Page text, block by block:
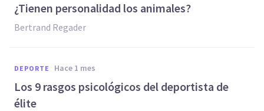
¿Tienen personalidad los animales?
Bertrand Regader
DEPORTE hace 1 mes
Los 9 rasgos psicológicos del deportista de
élite